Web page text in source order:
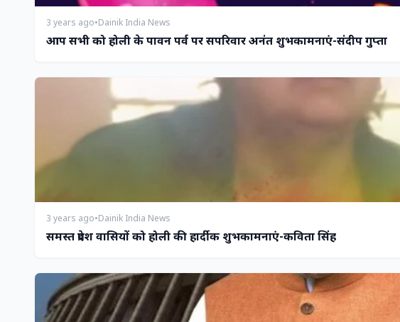
3 years ago•Dainik India News
आप सभी को होली के पावन पर्व पर सपरिवार अनंत शुभकामनाएं-संदीप गुप्ता
3 years ago•Dainik India News
समस्त प्रदेश वासियों को होली की हार्दीक शुभकामनाएं-कविता सिंह